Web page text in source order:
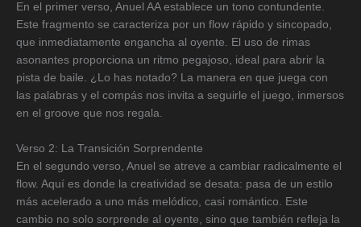
En el primer verso, Anuel AA establece un tono contundente.
Este fragmento se caracteriza por un flow rápido y sincopado,
que inmediatamente engancha al oyente. El uso de rimas
asonantes proporciona un ritmo pegajoso, ideal para abrir la
pista de baile. ¿Lo has notado? La manera en que juega con
las palabras y el compás nos invita a seguirle el juego, inmersos
en el groove que nos regala.
Verso 2: La Transición Sorprendente
En el segundo verso, Anuel se atreve a cambiar radicalmente el
flow. Aquí es donde la creatividad se desata: pasa de un estilo
más acelerado a uno más melódico, casi romántico. Este
cambio no solo sorprende al oyente, sino que también refleja la